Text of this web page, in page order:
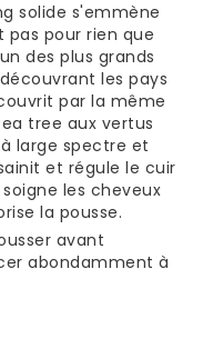
solide s'emmène
pour rien que
des plus grands
les pays
par la même
tree aux vertus
large spectre et
et régule le cuir
les cheveux
la pousse.
avant
abondamment à